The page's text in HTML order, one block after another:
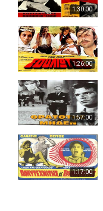
1:30:00
1:26:00
1:57:00
1:17:00